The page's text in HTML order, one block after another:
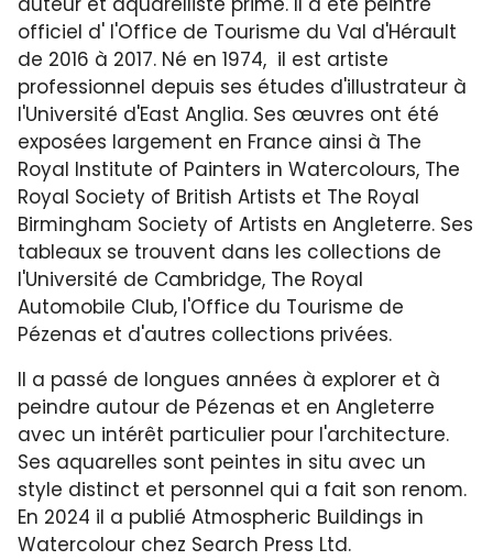
officiel d' l'Office de Tourisme du Val d'Hérault
de 2016 à 2017. Né en 1974, il est artiste
professionnel depuis ses études d'illustrateur à
l'Université d'East Anglia. Ses œuvres ont été
exposées largement en France ainsi à The
Royal Institute of Painters in Watercolours, The
Royal Society of British Artists et The Royal
Birmingham Society of Artists en Angleterre. Ses
tableaux se trouvent dans les collections de
l'Université de Cambridge, The Royal
Automobile Club, l'Office du Tourisme de
Pézenas et d'autres collections privées.
Il a passé de longues années à explorer et à
peindre autour de Pézenas et en Angleterre
avec un intérêt particulier pour l'architecture.
Ses aquarelles sont peintes in situ avec un
style distinct et personnel qui a fait son renom.
En 2024 il a publié Atmospheric Buildings in
Watercolour chez Search Press Ltd.